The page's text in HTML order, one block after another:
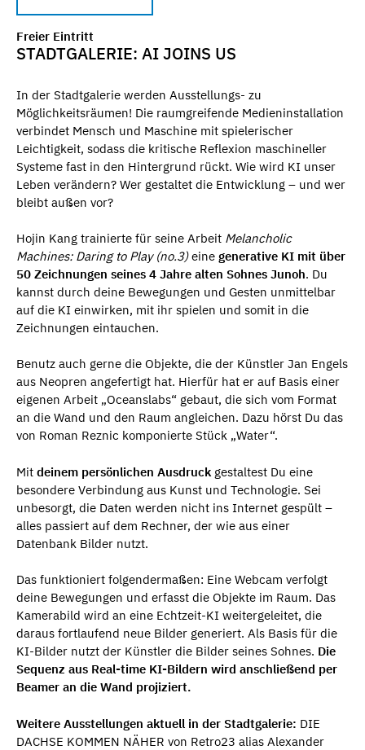
Freier Eintritt
STADTGALERIE: AI JOINS US
In der Stadtgalerie werden Ausstellungs- zu
Möglichkeitsräumen! Die raumgreifende Medieninstallation
verbindet Mensch und Maschine mit spielerischer
Leichtigkeit, sodass die kritische Reflexion maschineller
Systeme fast in den Hintergrund rückt. Wie wird KI unser
Leben verändern? Wer gestaltet die Entwicklung – und wer
bleibt außen vor?
Hojin Kang trainierte für seine Arbeit Melancholic
Machines: Daring to Play (no.3)eine generative KI mit über
50 Zeichnungen seines 4 Jahre alten Sohnes Junoh. Du
kannst durch deine Bewegungen und Gesten unmittelbar
auf die KI einwirken, mit ihr spielen und somit in die
Zeichnungen eintauchen.
Benutz auch gerne die Objekte, die der Künstler Jan Engels
aus Neopren angefertigt hat. Hierfür hat er auf Basis einer
eigenen Arbeit „Oceanslabs“ gebaut, die sich vom Format
an die Wand und den Raum angleichen. Dazu hörst Du das
von Roman Reznic komponierte Stück „Water“.
Mit deinem persönlichen Ausdruck gestaltest Du eine
besondere Verbindung aus Kunst und Technologie. Sei
unbesorgt, die Daten werden nicht ins Internet gespült –
alles passiert auf dem Rechner, der wie aus einer
Datenbank Bilder nutzt.
Das funktioniert folgendermaßen: Eine Webcam verfolgt
deine Bewegungen und erfasst die Objekte im Raum. Das
Kamerabild wird an eine Echtzeit-KI weitergeleitet, die
daraus fortlaufend neue Bilder generiert. Als Basis für die
KI-Bilder nutzt der Künstler die Bilder seines Sohnes. Die
Sequenz aus Real-time KI-Bildern wird anschließend per
Beamer an die Wand projiziert.
Weitere Ausstellungen aktuell in der Stadtgalerie: DIE
DACHSE KOMMEN NÄHER von Retro23 alias Alexander